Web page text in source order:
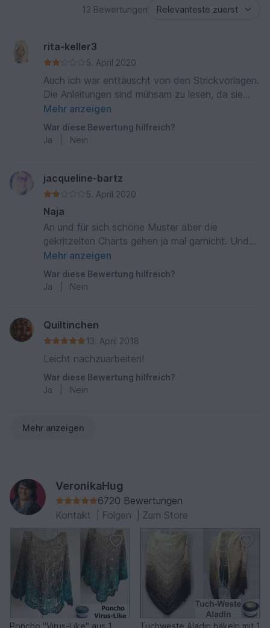
12 Bewertungen
rita-keller3
5. April 2020
Auch ich war enttäuscht von den Strickvorlagen.
Die Anleitungen sind mühsam zu lesen, da sie
ungenau von Hand gezeichnet sind. Habe sie
vorerst wieder zur Seite gelegt.
Mehr anzeigen
War diese Bewertung hilfreich?
Ja
Nein
jacqueline-bartz
5. April 2020
Naja
An und für sich schöne Muster aber die
gekritzelten Charts gehen ja mal garnicht. Und
dann auch wirklich hingeschmiert so das ich es
mir alles nochmal selbst wesentlich ordentlicher
und übersichtlicher auf das Papier gebracht
Schade.
Mehr anzeigen
War diese Bewertung hilfreich?
Ja
Nein
Quiltinchen
13. April 2018
Leicht nachzuarbeiten!
War diese Bewertung hilfreich?
Ja
Nein
Mehr anzeigen
VeronikaHug
6720 Bewertungen
Kontakt
Folgen Zum Store
Poncho "Virus-Like" aus 1 Tuchweste Aladin häkeln mit 1